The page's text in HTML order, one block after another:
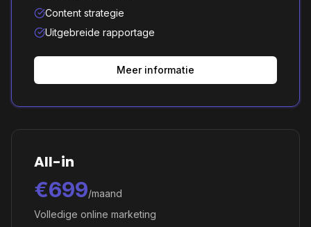
Content strategie
Uitgebreide rapportage
Meer informatie
All-in
€699/maand
Volledige online marketing